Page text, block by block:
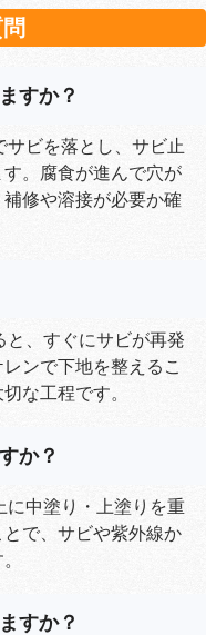
すか？
ビを落とし、サビ止
。腐食が進んで穴が
修や溶接が必要か確
と、すぐにサビが再発
ンで下地を整えるこ
な工程です。
か？
に中塗り・上塗りを重
で、サビや紫外線か
すか？